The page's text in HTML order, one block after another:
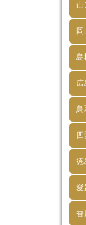
山
岡
島
広
鳥
四
徳
愛
香